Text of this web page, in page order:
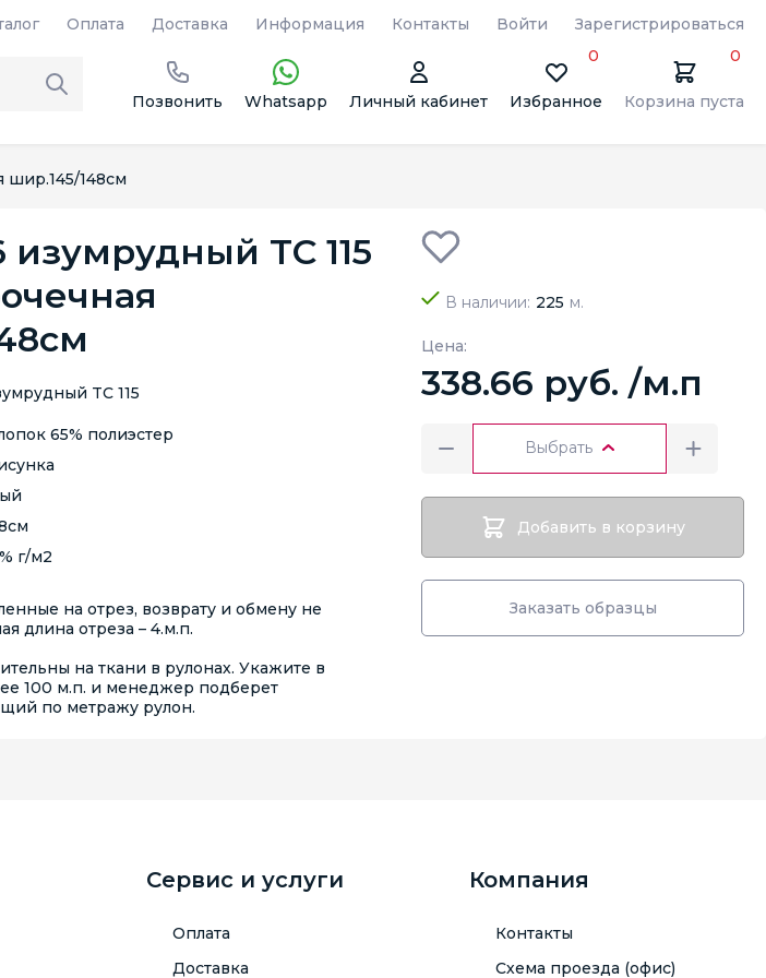
Оплата Доставка Информация Контакты Войти Зарегистрироваться
Позвонить Whatsapp Личный кабинет Избранное
0
Корзина пуста
0
шир.145/148см
изумрудный TC 115
TC 115
65% полиэстер
г/м2
на отрез, возврату и обмену не
длина отреза – 4.м.п.
на ткани в рулонах. Укажите в
100 м.п. и менеджер подберет
по метражу рулон.
В наличии: 225 м.
Цена:
338.66 руб. /м.п
Выбрать
Добавить в корзину
Заказать образцы
Сервис и услуги
Оплата
Доставка
Компания
Контакты
Схема проезда (офис)